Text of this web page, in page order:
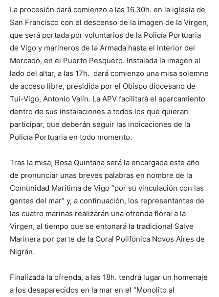
La procesión dará comienzo a las 16.30h. en la iglesia de
San Francisco con el descenso de la imagen de la Virgen,
que será portada por voluntarios de la Policía Portuaria
de Vigo y marineros de la Armada hasta el interior del
Mercado, en el Puerto Pesquero. Instalada la imagen al
lado del altar, a las 17h. dará comienzo una misa solemne
de acceso libre, presidida por el Obispo diocesano de
Tui-Vigo, Antonio Valín. La APV facilitará el aparcamiento
dentro de sus instalaciones a todos los que quieran
participar, que deberán seguir las indicaciones de la
Policía Portuaria en todo momento.
Tras la misa, Rosa Quintana será la encargada este año
de pronunciar unas breves palabras en nombre de la
Comunidad Marítima de Vigo “por su vinculación con las
gentes del mar” y, a continuación, los representantes de
las cuatro marinas realizarán una ofrenda floral a la
Virgen, al tiempo que se entonará la tradicional Salve
Marinera por parte de la Coral Polifónica Novos Aires de
Nigrán.
Finalizada la ofrenda, a las 18h. tendrá lugar un homenaje
a los desaparecidos en la mar en el “Monolito al